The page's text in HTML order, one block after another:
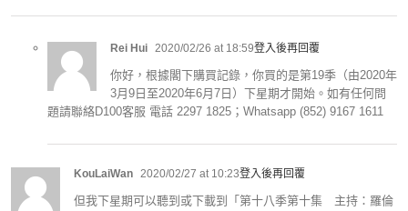
Rei Hui 2020/02/26 at 18:59登入後再回覆
你好，根據閣下購買記錄，你買的是第19季（由2020年
3月9日至2020年6月7日）下星期才開始。如有任何問
題請聯絡D100客服 電話 2297 1825；Whatsapp (852) 9167 1611
KouLaiWan 2020/02/27 at 10:23登入後再回覆
但我下星期可以聽到或下載到「第十八季第十集 主持：羅倫